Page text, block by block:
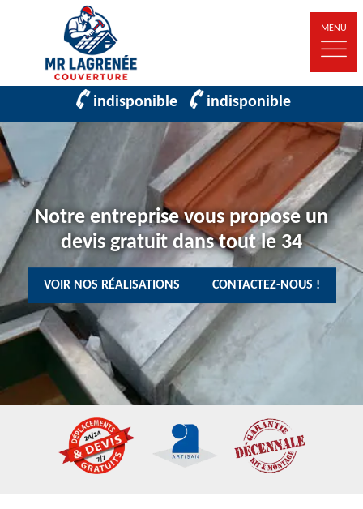
MENU
indisponible indisponible
Notre entreprise vous propose un
devis gratuit dans tout le 34
VOIR NOS RÉALISATIONS CONTACTEZ-NOUS !